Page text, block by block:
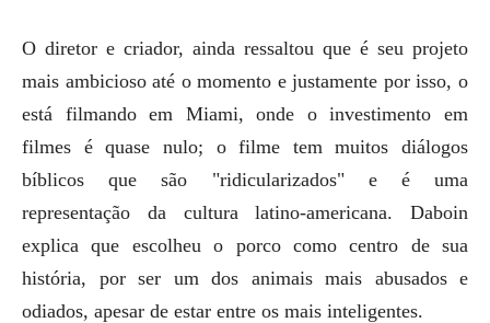
O diretor e criador, ainda ressaltou que é seu projeto
mais ambicioso até o momento e justamente por isso, o
está filmando em Miami, onde o investimento em
filmes é quase nulo; o filme tem muitos diálogos
bíblicos que são "ridicularizados" e é uma
representação da cultura latino-americana. Daboin
explica que escolheu o porco como centro de sua
história, por ser um dos animais mais abusados ​​e
odiados, apesar de estar entre os mais inteligentes.